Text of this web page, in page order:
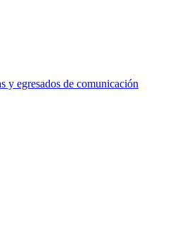
y egresados de comunicación